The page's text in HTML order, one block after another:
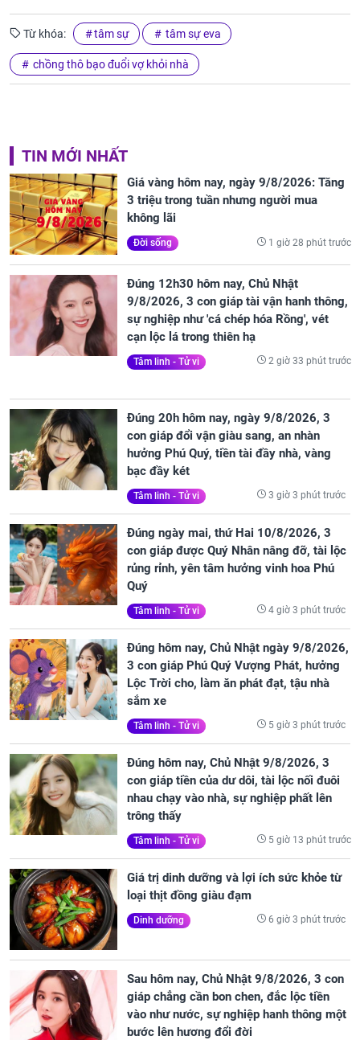
Từ khóa: tâm sự tâm sự eva
chồng thô bạo đuổi vợ khỏi nhà
TIN MỚI NHẤT
Giá vàng hôm nay, ngày 9/8/2026: Tăng
3 triệu trong tuần nhưng người mua
không lãi
Đời sống 1 giờ 28 phút trước
Đúng 12h30 hôm nay, Chủ Nhật
9/8/2026, 3 con giáp tài vận hanh thông,
sự nghiệp như 'cá chép hóa Rồng', vét
cạn lộc lá trong thiên hạ
Tâm linh - Tử vi 2 giờ 33 phút trước
Đúng 20h hôm nay, ngày 9/8/2026, 3
con giáp đổi vận giàu sang, an nhàn
hưởng Phú Quý, tiền tài đầy nhà, vàng
bạc đầy két
Tâm linh - Tử vi 3 giờ 3 phút trước
Đúng ngày mai, thứ Hai 10/8/2026, 3
con giáp được Quý Nhân nâng đỡ, tài lộc
rủng rỉnh, yên tâm hưởng vinh hoa Phú
Quý
Tâm linh - Tử vi 4 giờ 3 phút trước
Đúng hôm nay, Chủ Nhật ngày 9/8/2026,
3 con giáp Phú Quý Vượng Phát, hưởng
Lộc Trời cho, làm ăn phát đạt, tậu nhà
sắm xe
Tâm linh - Tử vi 5 giờ 3 phút trước
Đúng hôm nay, Chủ Nhật 9/8/2026, 3
con giáp tiền của dư dôi, tài lộc nối đuôi
nhau chạy vào nhà, sự nghiệp phất lên
trông thấy
Tâm linh - Tử vi 5 giờ 13 phút trước
Giá trị dinh dưỡng và lợi ích sức khỏe từ
loại thịt đồng giàu đạm
Dinh dưỡng 6 giờ 3 phút trước
Sau hôm nay, Chủ Nhật 9/8/2026, 3 con
giáp chẳng cần bon chen, đắc lộc tiền
vào như nước, sự nghiệp hanh thông một
bước lên hương đổi đời